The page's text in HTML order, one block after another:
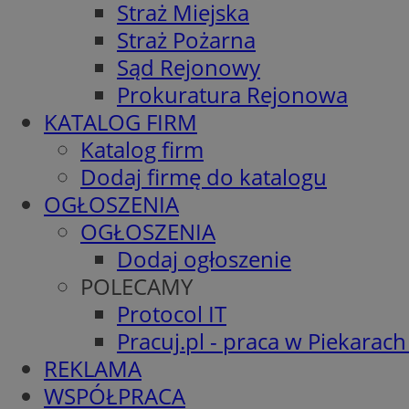
Straż Miejska
Straż Pożarna
Sąd Rejonowy
Prokuratura Rejonowa
KATALOG FIRM
Katalog firm
Dodaj firmę do katalogu
OGŁOSZENIA
OGŁOSZENIA
Dodaj ogłoszenie
POLECAMY
Protocol IT
Pracuj.pl - praca w
REKLAMA
WSPÓŁPRACA